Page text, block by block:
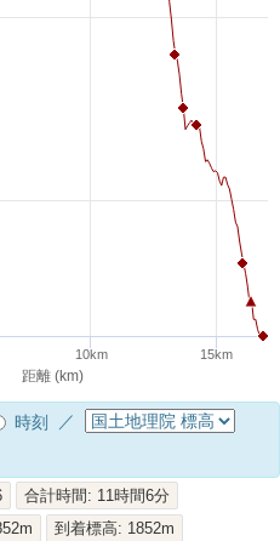
距離 (km)
10km 15km
時刻 ／
合計時間: 11時間6分
到着標高: 1852m